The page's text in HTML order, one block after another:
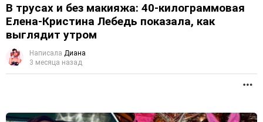
В трусах и без макияжа: 40-килограммовая
Елена-Кристина Лебедь показала, как
выглядит утром
Написала Диана
3 месяца назад